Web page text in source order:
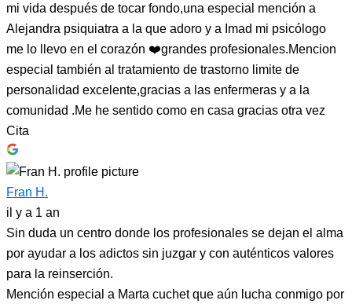
mi vida después de tocar fondo,una especial mención a
Alejandra psiquiatra a la que adoro y a Imad mi psicólogo
me lo llevo en el corazón ❤️grandes profesionales.Mencion
especial también al tratamiento de trastorno limite de
personalidad excelente,gracias a las enfermeras y a la
comunidad .Me he sentido como en casa gracias otra vez
Cita
Fran H.
il y a 1 an
Sin duda un centro donde los profesionales se dejan el alma
por ayudar a los adictos sin juzgar y con auténticos valores
para la reinserción.
Mención especial a Marta cuchet que aún lucha conmigo por